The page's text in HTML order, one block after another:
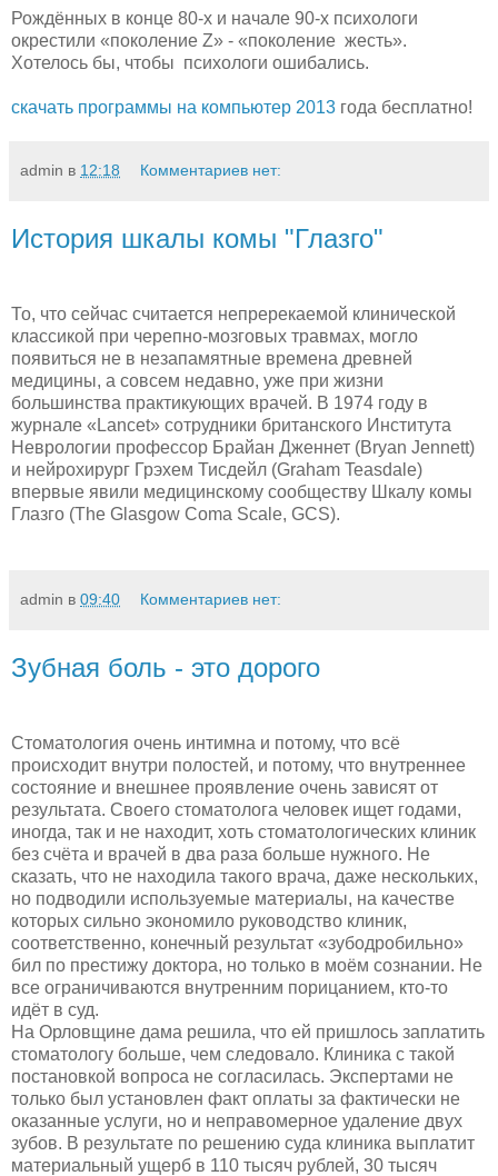
Рождённых в конце 80-х и начале 90-х психологи
окрестили «поколение Z» - «поколение жесть».
Хотелось бы, чтобы психологи ошибались.
скачать программы на компьютер 2013 года бесплатно!
admin в 12:18 Комментариев нет:
История шкалы комы "Глазго"
То, что сейчас считается непререкаемой клинической
классикой при черепно-мозговых травмах, могло
появиться не в незапамятные времена древней
медицины, а совсем недавно, уже при жизни
большинства практикующих врачей. В 1974 году в
журнале «Lancet» сотрудники британского Института
Неврологии профессор Брайан Дженнет (Bryan Jennett)
и нейрохирург Грэхем Тисдейл (Graham Teasdale)
впервые явили медицинскому сообществу Шкалу комы
Глазго (The Glasgow Coma Scale, GCS).
admin в 09:40 Комментариев нет:
Зубная боль - это дорого
Стоматология очень интимна и потому, что всё
происходит внутри полостей, и потому, что внутреннее
состояние и внешнее проявление очень зависят от
результата. Своего стоматолога человек ищет годами,
иногда, так и не находит, хоть стоматологических клиник
без счёта и врачей в два раза больше нужного. Не
сказать, что не находила такого врача, даже нескольких,
но подводили используемые материалы, на качестве
которых сильно экономило руководство клиник,
соответственно, конечный результат «зубодробильно»
бил по престижу доктора, но только в моём сознании. Не
все ограничиваются внутренним порицанием, кто-то
идёт в суд.
На Орловщине дама решила, что ей пришлось заплатить
стоматологу больше, чем следовало. Клиника с такой
постановкой вопроса не согласилась. Экспертами не
только был установлен факт оплаты за фактически не
оказанные услуги, но и неправомерное удаление двух
зубов. В результате по решению суда клиника выплатит
материальный ущерб в 110 тысяч рублей, 30 тысяч